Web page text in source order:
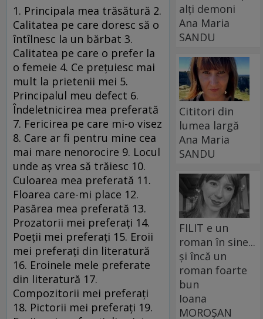
1. Principala mea trăsătură 2.
Calitatea pe care doresc să o
întîlnesc la un bărbat 3.
Calitatea pe care o prefer la
o femeie 4. Ce preţuiesc mai
mult la prietenii mei 5.
Principalul meu defect 6.
Îndeletnicirea mea preferată
7. Fericirea pe care mi-o visez
8. Care ar fi pentru mine cea
mai mare nenorocire 9. Locul
unde aş vrea să trăiesc 10.
Culoarea mea preferată 11.
Floarea care-mi place 12.
Pasărea mea preferată 13.
Prozatorii mei preferaţi 14.
Poeţii mei preferaţi 15. Eroii
mei preferaţi din literatură
16. Eroinele mele preferate
din literatură 17.
Compozitorii mei preferaţi
18. Pictorii mei preferaţi 19.
alți demoni
Ana Maria
SANDU
Cititori din
lumea largă
Ana Maria
SANDU
FILIT e un
roman în sine...
și încă un
roman foarte
bun
Ioana
MOROȘAN